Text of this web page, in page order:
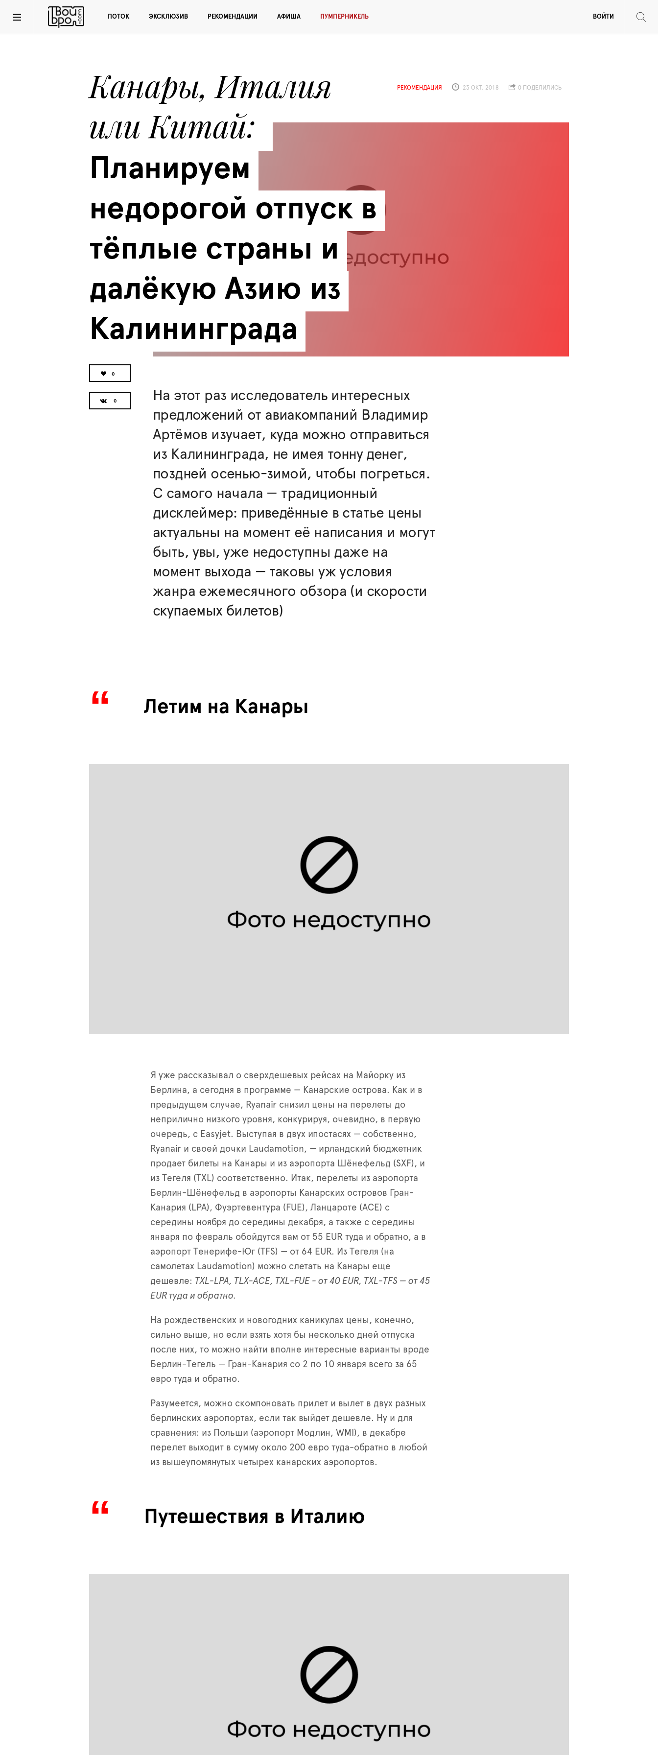
ПОТОК ЭКСКЛЮЗИВ РЕКОМЕНДАЦИИ АФИША ПУМПЕРНИКЕЛЬ ВОЙТИ
Канары, Италия
или Китай
Планируем
недорогой отпуск в
тёплые страны и
далёкую Азию из
Калининграда
0
РЕКОМЕНДАЦИЯ 23 ОКТ. 2018 0 ПОДЕЛИЛИСЬ
На этот раз исследователь интересных
предложений от авиакомпаний Владимир
Артёмов изучает, куда можно отправиться
из Калининграда, не имея тонну денег,
поздней осенью-зимой, чтобы погреться.
С самого начала — традиционный
дисклеймер: приведённые в статье цены
актуальны на момент её написания и могут
быть, увы, уже недоступны даже на
момент выхода — таковы уж условия
жанра ежемесячного обзора (и скорости
скупаемых билетов)
Летим на Канары
Я уже рассказывал о сверхдешевых рейсах на Майорку из
Берлина, а сегодня в программе — Канарские острова. Как и в
предыдущем случае, Ryanair снизил цены на перелеты до
неприлично низкого уровня, конкурируя, очевидно, в первую
очередь, с Easyjet. Выступая в двух ипостасях — собственно,
Ryanair и своей дочки Laudamotion, — ирландский бюджетник
продает билеты на Канары и из аэропорта Шёнефельд (SXF), и
из Тегеля (TXL) соответственно. Итак, перелеты из аэропорта
Берлин-Шёнефельд в аэропорты Канарских островов Гран-
Канария (LPA), Фуэртевентура (FUE), Ланцароте (ACE) с
середины ноября до середины декабря, а также с середины
января по февраль обойдутся вам от 55 EUR туда и обратно, а в
аэропорт Тенерифе-Юг (TFS) — от 64 EUR. Из Тегеля (на
самолетах Laudamotion) можно слетать на Канары еще
дешевле: TXL-LPA, TLX-ACE, TXL-FUE - от 40 EUR, TXL-TFS — от 45
EUR туда и обратно.
На рождественских и новогодних каникулах цены, конечно,
сильно выше, но если взять хотя бы несколько дней отпуска
после них, то можно найти вполне интересные варианты вроде
Берлин-Тегель — Гран-Канария со 2 по 10 января всего за 65
евро туда и обратно.
Разумеется, можно скомпоновать прилет и вылет в двух разных
берлинских аэропортах, если так выйдет дешевле. Ну и для
сравнения: из Польши (аэропорт Модлин, WMI), в декабре
перелет выходит в сумму около 200 евро туда-обратно в любой
из вышеупомянутых четырех канарских аэропортов.
Путешествия в Италию